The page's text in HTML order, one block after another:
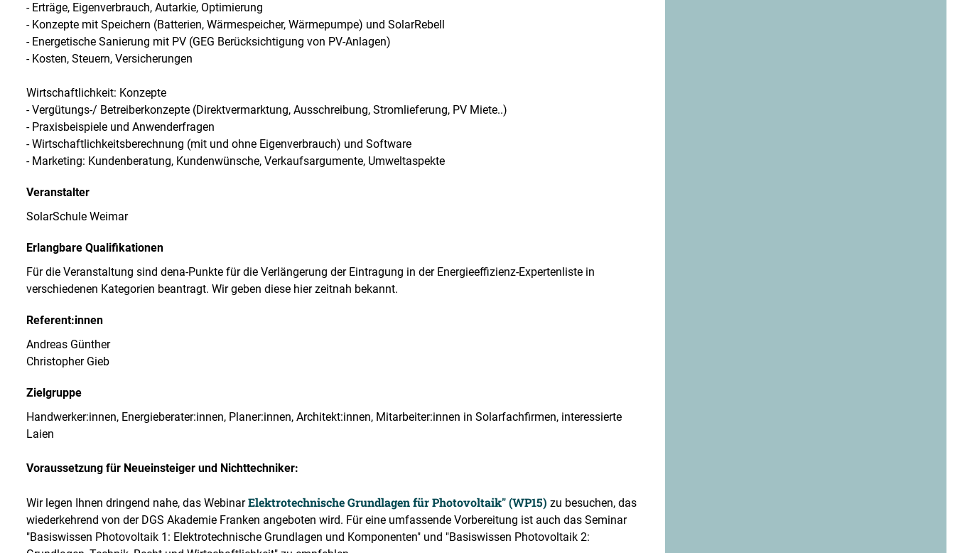
- Erträge, Eigenverbrauch, Autarkie, Optimierung
- Konzepte mit Speichern (Batterien, Wärmespeicher, Wärmepumpe) und SolarRebell
- Energetische Sanierung mit PV (GEG Berücksichtigung von PV-Anlagen)
- Kosten, Steuern, Versicherungen
Wirtschaftlichkeit: Konzepte
- Vergütungs-/ Betreiberkonzepte (Direktvermarktung, Ausschreibung, Stromlieferung, PV Miete..)
- Praxisbeispiele und Anwenderfragen
- Wirtschaftlichkeitsberechnung (mit und ohne Eigenverbrauch) und Software
- Marketing: Kundenberatung, Kundenwünsche, Verkaufsargumente, Umweltaspekte
Veranstalter
SolarSchule Weimar
Erlangbare Qualifikationen
Für die Veranstaltung sind dena-Punkte für die Verlängerung der Eintragung in der Energieeffizienz-Expertenliste in
verschiedenen Kategorien beantragt. Wir geben diese hier zeitnah bekannt.
Referent:innen
Andreas Günther
Christopher Gieb
Zielgruppe
Handwerker:innen, Energieberater:innen, Planer:innen, Architekt:innen, Mitarbeiter:innen in Solarfachfirmen, interessierte
Laien
Voraussetzung für Neueinsteiger und Nichttechniker:
Wir legen Ihnen dringend nahe, das WebinarElektrotechnische Grundlagen für Photovoltaik" (WP15) zu besuchen, das
wiederkehrend von der DGS Akademie Franken angeboten wird. Für eine umfassende Vorbereitung ist auch das Seminar
"Basiswissen Photovoltaik 1: Elektrotechnische Grundlagen und Komponenten" und "Basiswissen Photovoltaik 2: